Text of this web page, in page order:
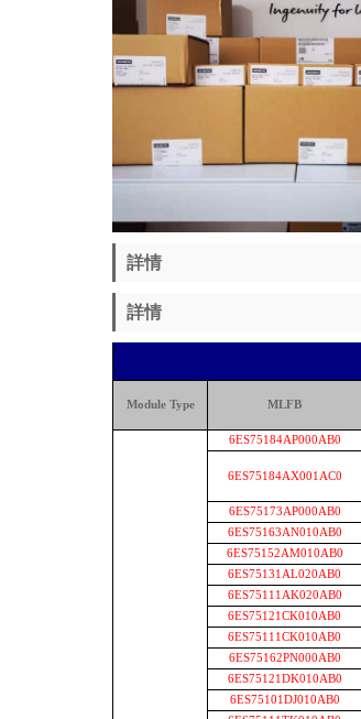
詳情
詳情
Module Type MLFB
6ES75184AP000AB0
6ES75184AX001AC0
6ES75173AP000AB0
6ES75163AN010AB0
6ES75152AM010AB0
6ES75131AL020AB0
6ES75111AK020AB0
6ES75121CK010AB0
6ES75111CK010AB0
6ES75162PN000AB0
6ES75121DK010AB0
6ES75101DJ010AB0